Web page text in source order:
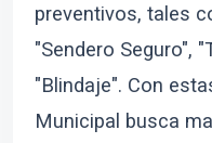
preventivos, tales
"Sendero Seguro",
"Blindaje". Con
Municipal busca